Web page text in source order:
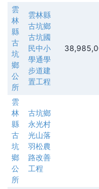
雲
林
縣
古
坑
鄉
公
所
雲林縣
古坑鄉
古坑國
民中小
學通學
步道建
置工程
雲
林
縣
古
坑
鄉
公
所
古坑鄉
永光村
光山落
羽松農
路改善
工程